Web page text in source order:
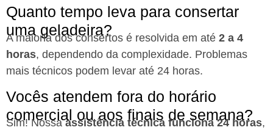
Quanto tempo leva para consertar
uma geladeira?
A maioria dos consertos é resolvida em até 2 a 4
horas, dependendo da complexidade. Problemas
mais técnicos podem levar até 24 horas.
Vocês atendem fora do horário
comercial ou aos finais de semana?
Sim! Nossaassistência técnica funciona 24 horas,